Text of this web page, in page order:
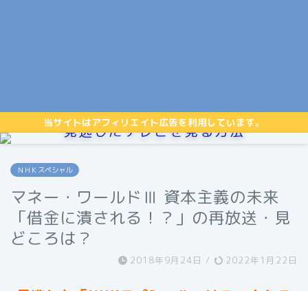
当サイトはアフィリエイト広告を利用しています。
見逃したテレビを見る方法
ＮＨＫスペシャル
マネー・ワールドⅢ 資本主義の未来
「借金に潰される！？」の再放送・見
どころは？
2018年9月24日 / 2022年1月22日